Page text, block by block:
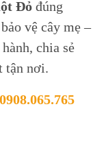
Đỏ đúng
vệ cây mẹ –
chia sẻ
tận nơi.
0908.065.765